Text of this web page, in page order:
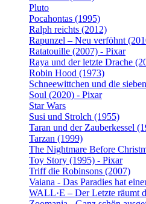
Pluto
Pocahontas (1995)
Ralph reichts (2012)
Rapunzel – Neu verföhnt
Ratatouille (2007) - Pixar
Raya und der letzte Drache
Robin Hood (1973)
Schneewittchen und die
Soul (2020) - Pixar
Star Wars
Susi und Strolch (1955)
Taran und der Zauberkessel
Tarzan (1999)
The Nightmare Before
Toy Story (1995) - Pixar
Triff die Robinsons (2007)
Vaiana - Das Paradies hat
WALL·E – Der Letzte räumt